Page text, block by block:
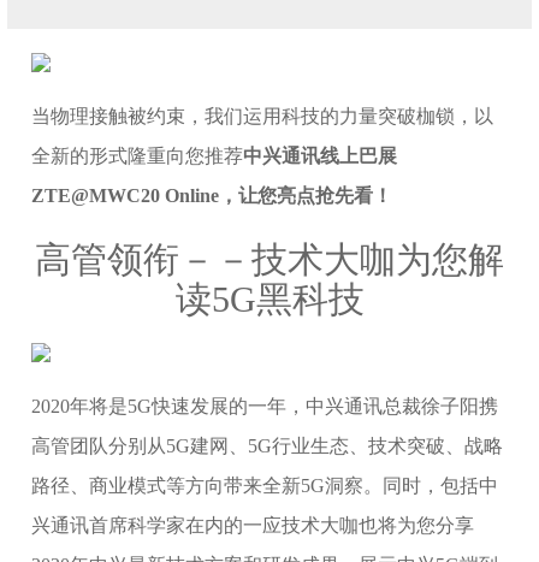
当物理接触被约束，我们运用科技的力量突破枷锁，以
全新的形式隆重向您推荐中兴通讯线上巴展
ZTE@MWC20 Online，让您亮点抢先看！
高管领衔－－技术大咖为您解
读5G黑科技
2020年将是5G快速发展的一年，中兴通讯总裁徐子阳携
高管团队分别从5G建网、5G行业生态、技术突破、战略
路径、商业模式等方向带来全新5G洞察。同时，包括中
兴通讯首席科学家在内的一应技术大咖也将为您分享